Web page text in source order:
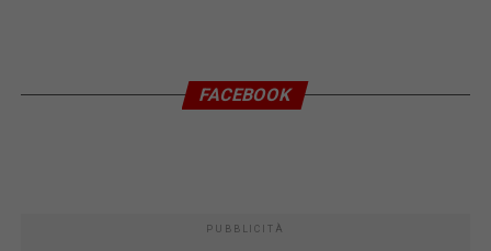
FACEBOOK
PUBBLICITÀ